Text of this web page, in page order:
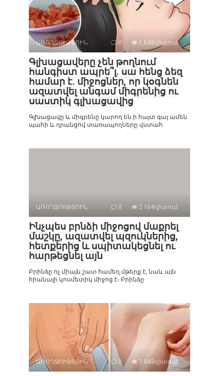
ԱՌՈՂՋՈՒԹՅՈԻՆ 0 1 643դիտում
Գլխացավերը չեն թողնում
հանգիստ ապրե՞լ. սա հենց ձեզ
համար է. միջոցներ, որ կօգնեն
ազատվել անգամ միգրենից ու
սաստիկ գլխացավից
Գլխացավը և միգրենը կարող են ի հայտ գալ ամեն
պահի և դրանցով տառապողները վստահ
ԱՌՈՂՋՈՒԹՅՈԻՆ 0 2 164դիտում
Ինչպես բրնձի միջոցով մաքրել
մաշկը, ազատվել պզուկներից,
հետքերից և սպիտակեցնել ու
հարթեցնել այն
Բրինձը ոչ միայն շատ համեղ մթերք է, նաև այն
հիանալի կոսմետիկ միջոց է։ Բրինձը
ԱՌՈՂՋՈՒԹՅՈԻՆ 0 7 043դիտում